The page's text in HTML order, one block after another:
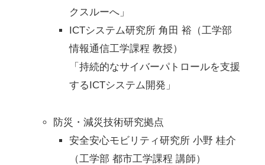
クスルーへ」
ICTシステム研究所 角田 裕（工学部
情報通信工学課程 教授）
「持続的なサイバーパトロールを支援
するICTシステム開発」
防災・減災技術研究拠点
安全安心モビリティ研究所 小野 桂介
（工学部 都市工学課程 講師）